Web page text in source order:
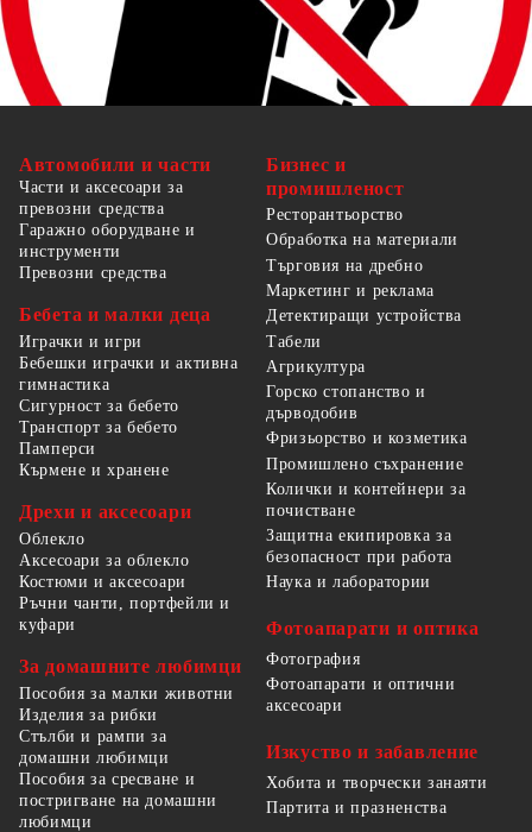
Автомобили и части
Части и аксесоари за
превозни средства
Гаражно оборудване и
инструменти
Превозни средства
Бебета и малки деца
Играчки и игри
Бебешки играчки и активна
гимнастика
Сигурност за бебето
Транспорт за бебето
Памперси
Кърмене и хранене
Дрехи и аксесоари
Облекло
Аксесоари за облекло
Костюми и аксесоари
Ръчни чанти, портфейли и
куфари
За домашните любимци
Пособия за малки животни
Изделия за рибки
Стълби и рампи за
домашни любимци
Пособия за сресване и
постригване на домашни
любимци
Бизнес и
промишленост
Ресторантьорство
Обработка на материали
Търговия на дребно
Маркетинг и реклама
Детектиращи устройства
Табели
Агрикултура
Горско стопанство и
дърводобив
Фризьорство и козметика
Промишлено съхранение
Колички и контейнери за
почистване
Защитна екипировка за
безопасност при работа
Наука и лаборатории
Фотоапарати и оптика
Фотография
Фотоапарати и оптични
аксесоари
Изкуство и забавление
Хобита и творчески занаяти
Партита и празненства